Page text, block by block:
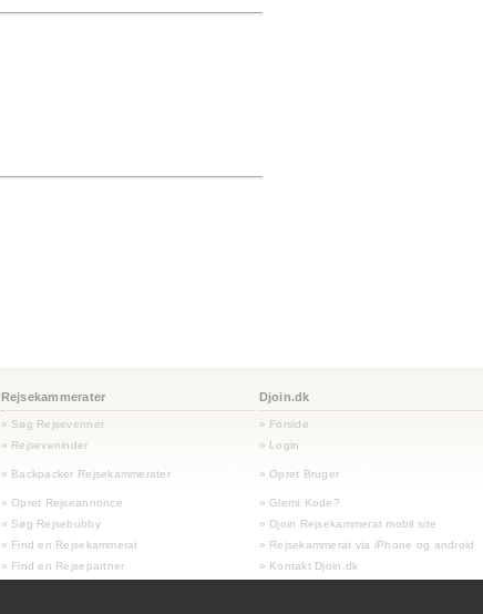
Rejsekammerater Djoin.dk
» Søg Rejsevenner » Forside
» Rejseveninder » Login
» Backpacker Rejsekammerater » Opret Bruger
» Opret Rejseannonce » Glemt Kode?
» Søg Rejsebubby
» Djoin Rejsekammerat mobil site
» Find en Rejsekammerat
» Rejsekammerat via iPhone og android
» Find en Rejsepartner
» Kontakt Djoin.dk